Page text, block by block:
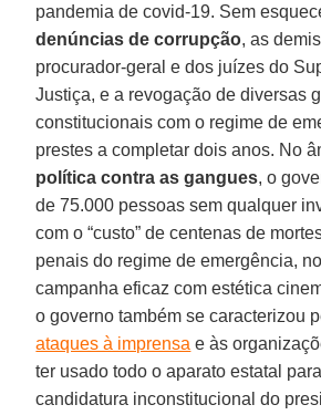
pandemia de covid-19. Sem
denúncias de corrupção, as
procurador-geral e dos juízes do
Justiça, e a revogação de diversas
constitucionais com o regime de
prestes a completar dois anos. No
política contra as gangues, o
de 75.000 pessoas sem qualquer
com o “custo” de centenas de
penais do regime de emergência,
campanha eficaz com estética
o governo também se caracterizou
ataques à imprensa e às
ter usado todo o aparato estatal
candidatura inconstitucional do